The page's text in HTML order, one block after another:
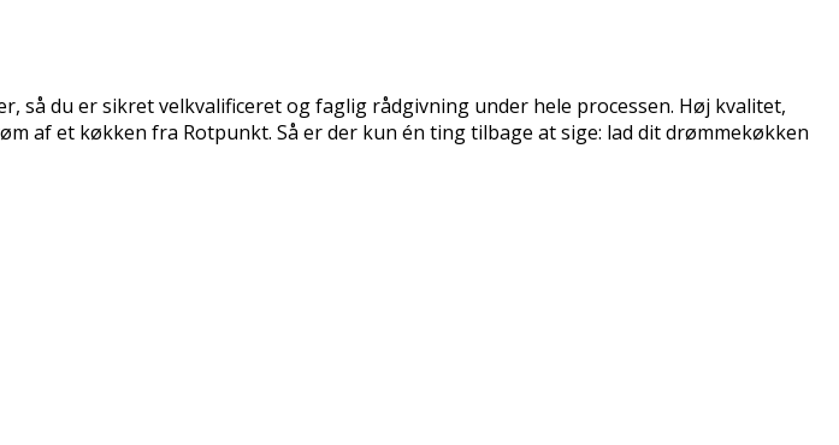
du er sikret velkvalificeret og faglig rådgivning under hele processen. Høj kvalitet,
af et køkken fra Rotpunkt. Så er der kun én ting tilbage at sige: lad dit drømmekøkken